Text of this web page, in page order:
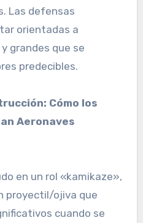
Las defensas
orientadas a
grandes que se
predecibles.
Cómo los
Aeronaves
en un rol «kamikaze»,
proyectil/ojiva que
cuando se